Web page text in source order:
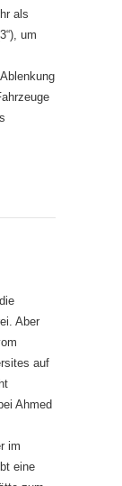
als
um
Aber
auf
Ahmed
im
eine